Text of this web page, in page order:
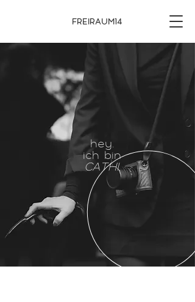
FREIRAUM14
hey.
ich bin
CATHI.